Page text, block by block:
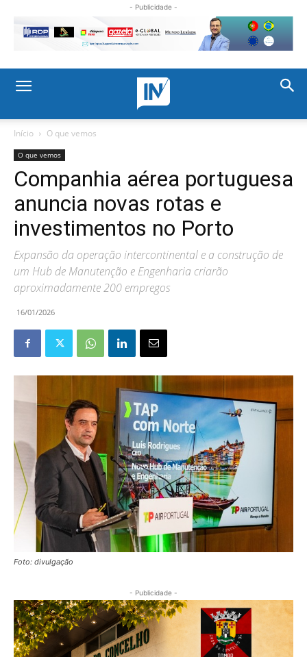
- Publicidade -
Início O que vemos
O que vemos
Companhia aérea portuguesa
anuncia novas rotas e
investimentos no Porto
Expansão da operação intercontinental e a construção de
um Hub de Manutenção e Engenharia criarão
aproximadamente 200 empregos
16/01/2026
Foto: divulgação
- Publicidade -